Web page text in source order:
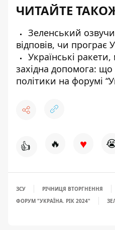
ЧИТАЙТЕ
Зеленський
відповів, чи програє
Українські
західна допомога: що
політики на форумі
👍 🔥 ♥
ЗСУ
РІЧНИЦЯ ВТОРГНЕННЯ
ФОРУМ "УКРАЇНА. РІК 2024"